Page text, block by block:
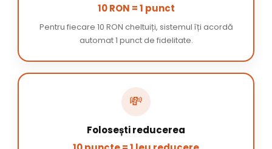
10 RON = 1 punct
Pentru fiecare 10 RON cheltuiți, sistemul îți acordă
automat 1 punct de fidelitate.
💸
Folosești reducerea